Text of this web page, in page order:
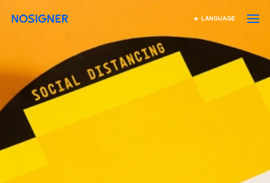
หน้าหลัก เลือกภาษา
LANGUAGE